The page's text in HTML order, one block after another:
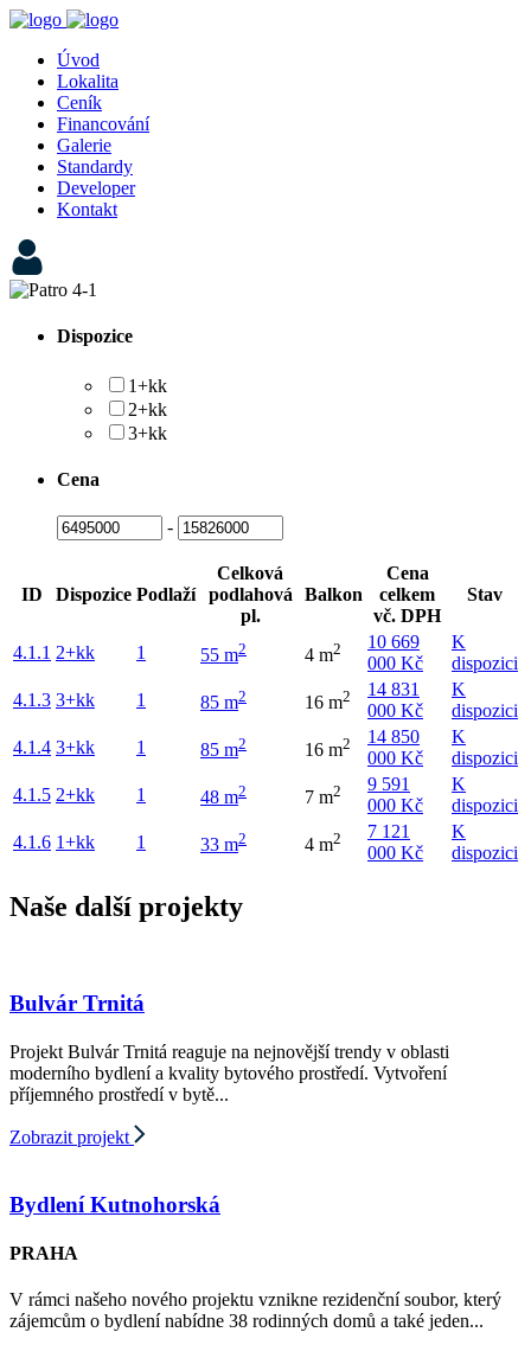
Úvod
Lokalita
Ceník
Financování
Galerie
Standardy
Developer
Kontakt
Dispozice
1+kk
2+kk
3+kk
Cena
-
ID Dispozice Podlaží
Celková
podlahová
pl.
Balkon
Cena
celkem
vč. DPH
Stav
4.1.1 2+kk 1 55 m2 4 m2
10 669
000 Kč
K
dispozici
4.1.3 3+kk 1 85 m2 16 m2
14 831
000 Kč
K
dispozici
4.1.4 3+kk 1 85 m2 16 m2
14 850
000 Kč
K
dispozici
4.1.5 2+kk 1 48 m2 7 m2
9 591
000 Kč
K
dispozici
4.1.6 1+kk 1 33 m2 4 m2
7 121
000 Kč
K
dispozici
Naše další projekty
Bulvár Trnitá
Projekt Bulvár Trnitá reaguje na nejnovější trendy v oblasti
moderního bydlení a kvality bytového prostředí. Vytvoření
příjemného prostředí v bytě...
Zobrazit projekt
Bydlení Kutnohorská
PRAHA
V rámci našeho nového projektu vznikne rezidenční soubor, který
zájemcům o bydlení nabídne 38 rodinných domů a také jeden...